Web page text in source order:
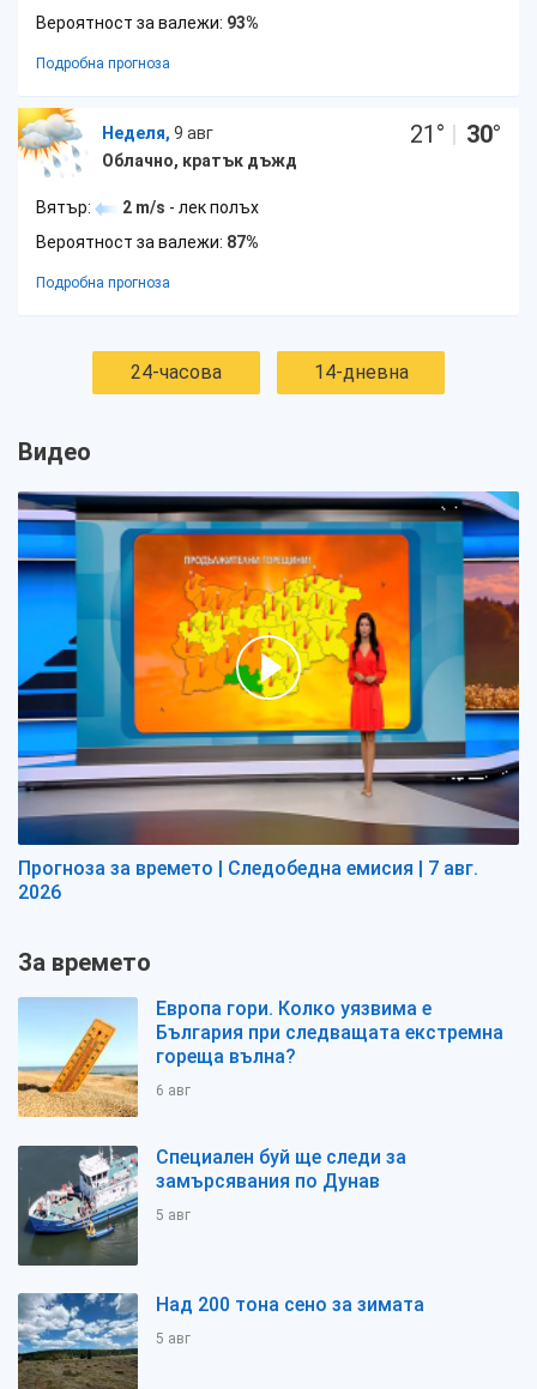
Вероятност за валежи: 93%
Подробна прогноза
Неделя, 9 авг
Облачно, кратък дъжд
21 ° | 30°
Вятър: 2 m/s - лек полъх
Вероятност за валежи: 87%
Подробна прогноза
24-часова 14-дневна
Видео
Прогноза за времето | Следобедна емисия | 7 авг.
2026
За времето
Европа гори. Колко уязвима е
България при следващата екстремна
гореща вълна?
6 авг
Специален буй ще следи за
замърсявания по Дунав
5 авг
Над 200 тона сено за зимата
5 авг